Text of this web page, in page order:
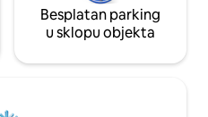
Besplatan parking
u sklopu objekta